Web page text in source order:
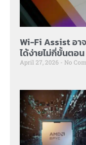
Wi-Fi Assist อา
ได้ง่ายไม่กี่ขั้นตอน
April 27, 2026 No